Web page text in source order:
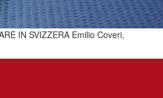
IN SVIZZERA Emilio Coveri,